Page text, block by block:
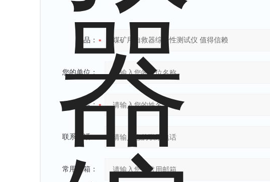
产品：
您的单位：
您的姓名：
联系电话：
常用邮箱：